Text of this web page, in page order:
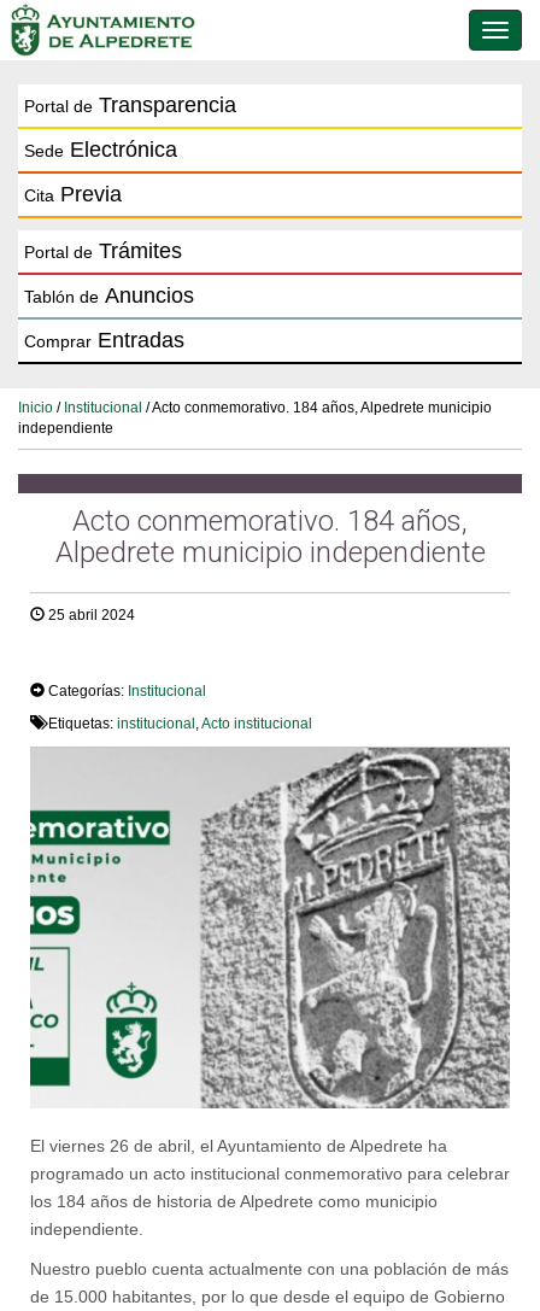
de
Portal de Transparencia
Sede Electrónica
Cita Previa
Portal de Trámites
Tablón de Anuncios
Comprar Entradas
Inicio / Institucional / Acto conmemorativo. 184 años, Alpedrete municipio
independiente
Acto conmemorativo. 184 años,
Alpedrete municipio independiente
25 abril 2024
Categorías: Institucional
Etiquetas: institucional Acto institucional
El viernes 26 de abril, el Ayuntamiento de Alpedrete ha
programado un acto institucional conmemorativo para celebrar
los 184 años de historia de Alpedrete como municipio
independiente.
Nuestro pueblo cuenta actualmente con una población de más
de 15.000 habitantes, por lo que desde el equipo de Gobierno